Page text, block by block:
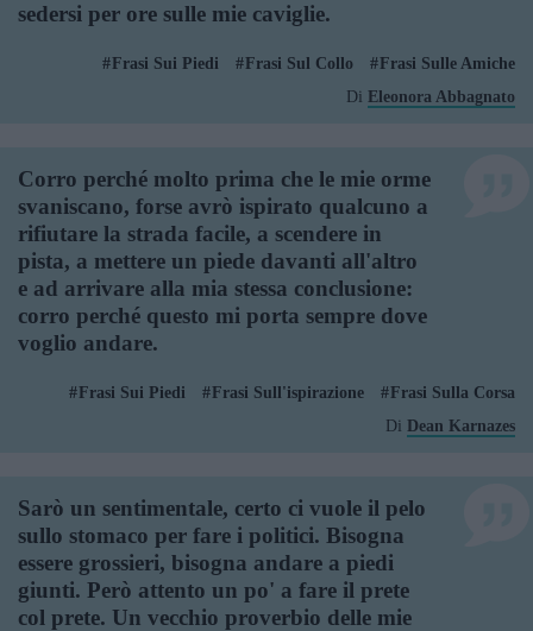
sedersi per ore sulle mie caviglie.
Frasi Sui Piedi Frasi Sul Collo
Frasi Sulle Amiche
Di Eleonora Abbagnato
Corro perché molto prima che le mie orme
svaniscano, forse avrò ispirato qualcuno a
rifiutare la strada facile, a scendere in
pista, a mettere un piede davanti all'altro
e ad arrivare alla mia stessa conclusione:
corro perché questo mi porta sempre dove
voglio andare.
Frasi Sui Piedi Frasi Sull'ispirazione
Frasi Sulla Corsa
Di Dean Karnazes
Sarò un sentimentale, certo ci vuole il pelo
sullo stomaco per fare i politici. Bisogna
essere grossieri, bisogna andare a piedi
giunti. Però attento un po' a fare il prete
col prete. Un vecchio proverbio delle mie